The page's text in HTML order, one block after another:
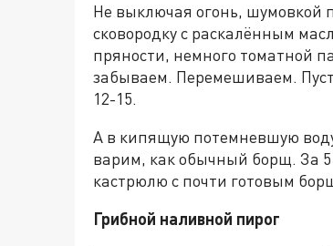
Не выключая огонь, шумовкой
сковородку с раскалённым
пряности, немного томатной
забываем. Перемешиваем.
12-15.
А в кипящую потемневшую
варим, как обычный борщ. За
кастрюлю с почти готовым
Грибной наливной пирог